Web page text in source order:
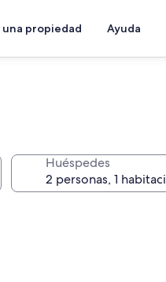
propiedad Ayuda
Huéspedes